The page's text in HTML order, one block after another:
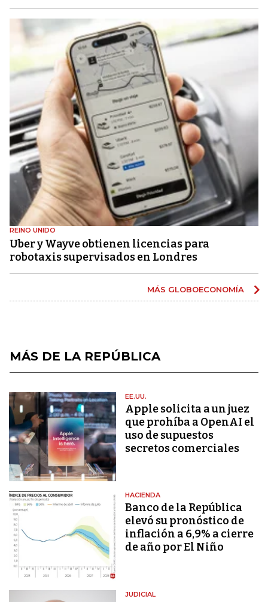
REINO UNIDO
Uber y Wayve obtienen licencias para
robotaxis supervisados ​​en Londres
MÁS GLOBOECONOMÍA
MÁS DE LA REPÚBLICA
EE.UU.
Apple solicita a un juez
que prohíba a OpenAI el
uso de supuestos
secretos comerciales
HACIENDA
Banco de la República
elevó su pronóstico de
inflación a 6,9% a cierre
de año por El Niño
JUDICIAL